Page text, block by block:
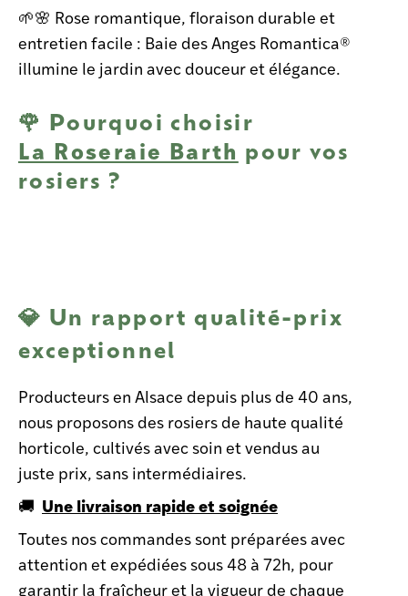
🌱🌸 Rose romantique, floraison durable et
entretien facile : Baie des Anges Romantica®
illumine le jardin avec douceur et élégance.
🌹 Pourquoi choisir
La Roseraie Barth pour vos
rosiers ?
💎 Un rapport qualité-prix
exceptionnel
Producteurs en Alsace depuis plus de 40 ans,
nous proposons des rosiers de haute qualité
horticole, cultivés avec soin et vendus au
juste prix, sans intermédiaires.
🚚 Une livraison rapide et soignée
Toutes nos commandes sont préparées avec
attention et expédiées sous 48 à 72h, pour
garantir la fraîcheur et la vigueur de chaque